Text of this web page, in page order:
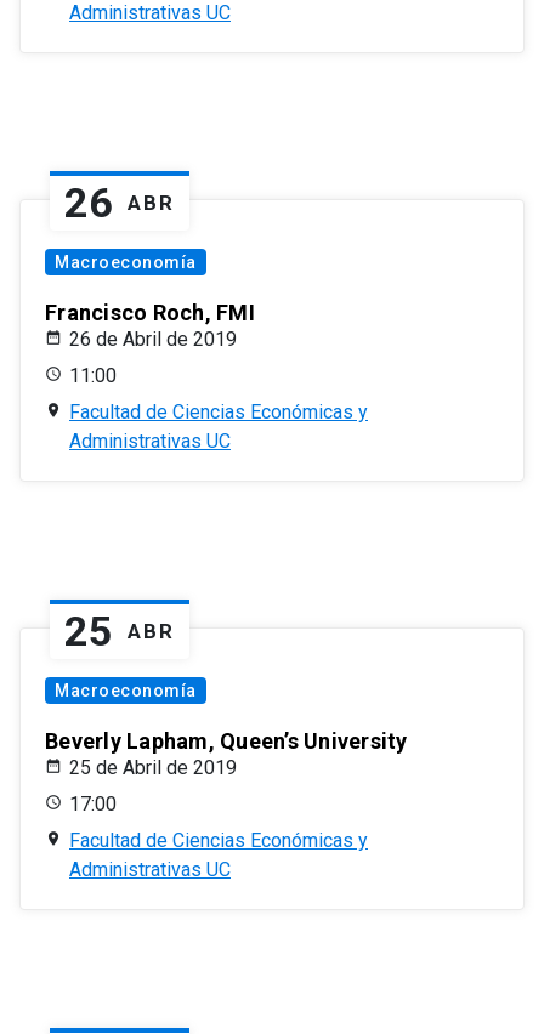
Administrativas UC
26 ABR
Macroeconomía
Francisco Roch, FMI
26 de Abril de 2019
11:00
Facultad de Ciencias Económicas y
Administrativas UC
25 ABR
Macroeconomía
Beverly Lapham, Queen’s University
25 de Abril de 2019
17:00
Facultad de Ciencias Económicas y
Administrativas UC